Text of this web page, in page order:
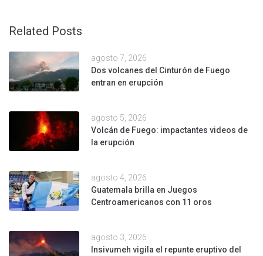
Related Posts
agosto 7, 2026
Dos volcanes del Cinturón de Fuego
entran en erupción
agosto 5, 2026
Volcán de Fuego: impactantes videos de
la erupción
agosto 4, 2026
Guatemala brilla en Juegos
Centroamericanos con 11 oros
agosto 3, 2026
Insivumeh vigila el repunte eruptivo del